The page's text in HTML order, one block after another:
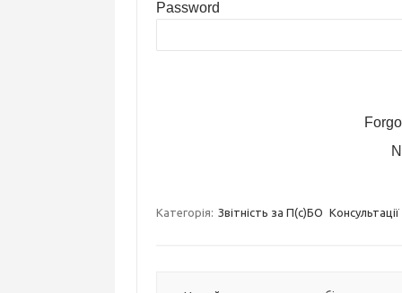
Password
Категорія: Звітність за П(с)БО Консультації